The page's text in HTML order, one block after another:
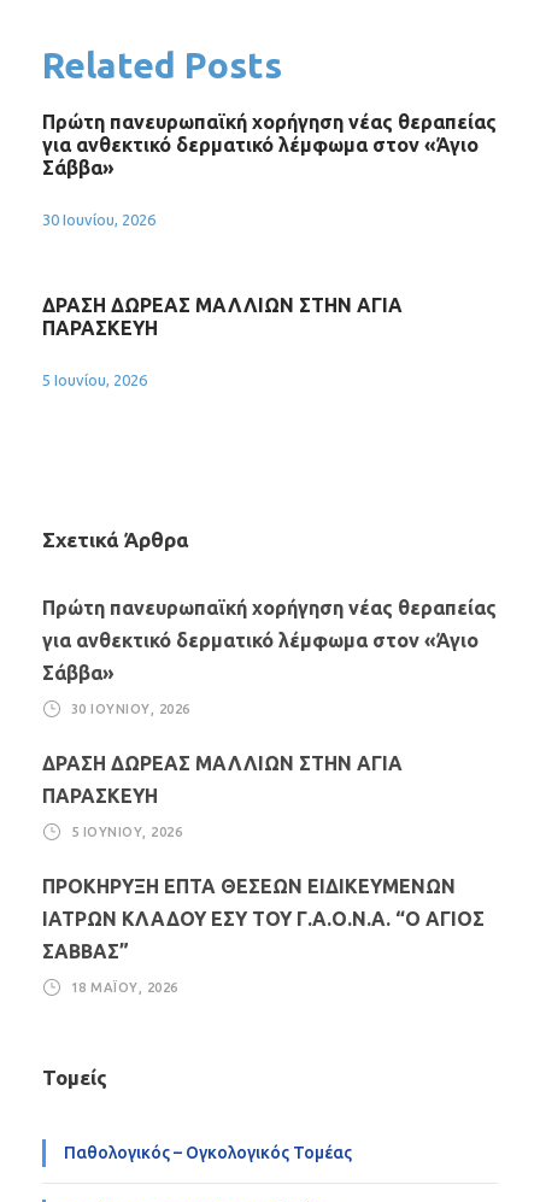
Related Posts
Πρώτη πανευρωπαϊκή χορήγηση νέας θεραπείας
για ανθεκτικό δερματικό λέμφωμα στον «Άγιο
Σάββα»
30 Ιουνίου, 2026
ΔΡΑΣΗ ΔΩΡΕΑΣ ΜΑΛΛΙΩΝ ΣΤΗΝ ΑΓΙΑ
ΠΑΡΑΣΚΕΥΗ
5 Ιουνίου, 2026
Σχετικά Άρθρα
Πρώτη πανευρωπαϊκή χορήγηση νέας θεραπείας
για ανθεκτικό δερματικό λέμφωμα στον «Άγιο
Σάββα»
30 ΙΟΥΝΊΟΥ, 2026
ΔΡΑΣΗ ΔΩΡΕΑΣ ΜΑΛΛΙΩΝ ΣΤΗΝ ΑΓΙΑ
ΠΑΡΑΣΚΕΥΗ
5 ΙΟΥΝΊΟΥ, 2026
ΠΡΟΚΗΡΥΞΗ ΕΠΤΑ ΘΕΣΕΩΝ ΕΙΔΙΚΕΥΜΕΝΩΝ
ΙΑΤΡΩΝ ΚΛΑΔΟΥ ΕΣΥ ΤΟΥ Γ.Α.Ο.Ν.Α. “Ο ΑΓΙΟΣ
ΣΑΒΒΑΣ”
18 ΜΑΪ́ΟΥ, 2026
Τομείς
Παθολογικός – Ογκολογικός Τομέας